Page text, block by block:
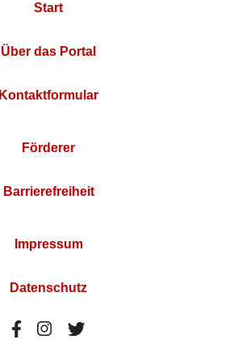
Start
Über das Portal
Kontaktformular
Förderer
Barrierefreiheit
Impressum
Datenschutz